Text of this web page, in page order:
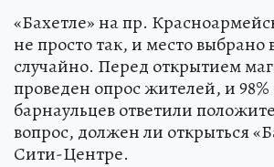
«Бахетле» на пр.
не просто так, и место выбрано
случайно. Перед открытием
проведен опрос жителей, и
барнаульцев ответили
вопрос, должен ли открыться
Сити-Центре.